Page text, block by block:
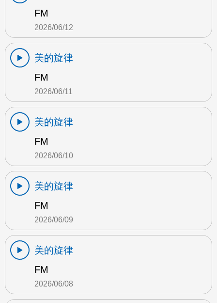
FM
2026/06/12
美的旋律
FM
2026/06/11
美的旋律
FM
2026/06/10
美的旋律
FM
2026/06/09
美的旋律
FM
2026/06/08